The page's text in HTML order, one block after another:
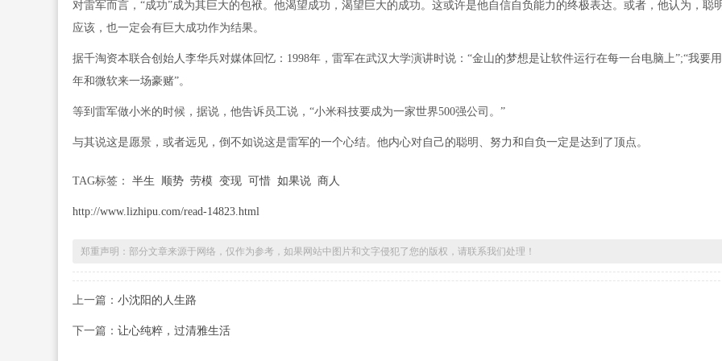
对雷军而言，“成功”成为其巨大的包袱。他渴望成功，渴望巨大的成功。这或许是他自信自负能力的终极表达。或者，他认为，聪
应该，也一定会有巨大成功作为结果。
据千淘资本联合创始人李华兵对媒体回忆：1998年，雷军在武汉大学演讲时说：“金山的梦想是让软件运行在每一台电脑上”;“我要
年和微软来一场豪赌”。
等到雷军做小米的时候，据说，他告诉员工说，“小米科技要成为一家世界500强公司。”
与其说这是愿景，或者远见，倒不如说这是雷军的一个心结。他内心对自己的聪明、努力和自负一定是达到了顶点。
TAG标签： 半生 顺势 劳模 变现 可惜 如果说 商人
http://www.lizhipu.com/read-14823.html
郑重声明：部分文章来源于网络，仅作为参考，如果网站中图片和文字侵犯了您的版权，请联系我们处理！
上一篇： 小沈阳的人生路
下一篇： 让心纯粹，过清雅生活